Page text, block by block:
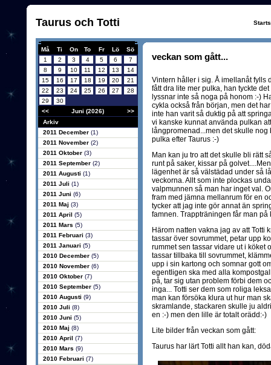
Taurus och Totti
Må Ti On To Fr Lö
Sö
1
2 3 4 5 6
7
8
9 10 11 12 13
14
15
16 17 18 19 20
21
22
23 24 25 26 27
28
29
30
<<
Juni (2026)
>>
Arkiv
2011 December (1)
2011 November (2)
2011 Oktober (3)
2011 September (2)
2011 Augusti (1)
2011 Juli (1)
2011 Juni (6)
2011 Maj (3)
2011 April (5)
2011 Mars (5)
2011 Februari (3)
2011 Januari (5)
2010 December (5)
2010 November (6)
2010 Oktober (7)
2010 September (5)
2010 Augusti (9)
2010 Juli (8)
2010 Juni (5)
2010 Maj (8)
2010 April (7)
2010 Mars (9)
2010 Februari (7)
veckan som gått...
Vintern håller i sig. Å imellanåt fylls
fått dra lite mer pulka, han tyckte
lyssnar inte så noga på honom :-)
cykla också från början, men det
inte han varit så duktig på att
vi kanske kunnat använda pulkan
långpromenad...men det skulle
pulka efter Taurus :-)
Man kan ju tro att det skulle bli rätt
runt på saker, kissar på
lägenhet är så välstädad under så
veckorna. Allt som inte plockas
valpmunnen så man har inget val.
fram med jämna mellanrum för en
tycker att jag inte gör annat än
famnen. Trappträningen får man på
Härom natten vakna jag av att Totti
tassar över sovrummet, petar upp
rummet sen tassar vidare ut i köket
tassar tillbaka till sovrummet,
upp i sin kartong och somnar gott
egentligen ska med alla
på, tar sig utan problem förbi dem
inga... Totti ser dem som roliga
man kan försöka klura ut hur man
skramlande, stackaren skulle ju
en :-) men den lille är totalt orädd:-)
Lite bilder från veckan som gått:
Taurus har lärt Totti allt han kan,